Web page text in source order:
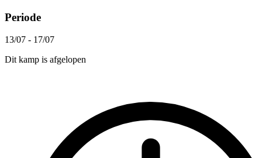
Periode
13/07 - 17/07
Dit kamp is afgelopen